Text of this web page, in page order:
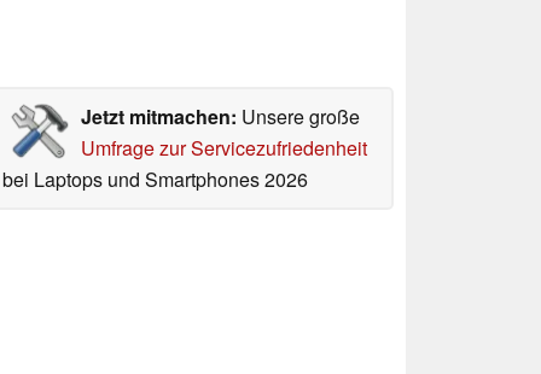
Jetzt mitmachen: Unsere große
Umfrage zur Servicezufriedenheit
bei Laptops und Smartphones 2026